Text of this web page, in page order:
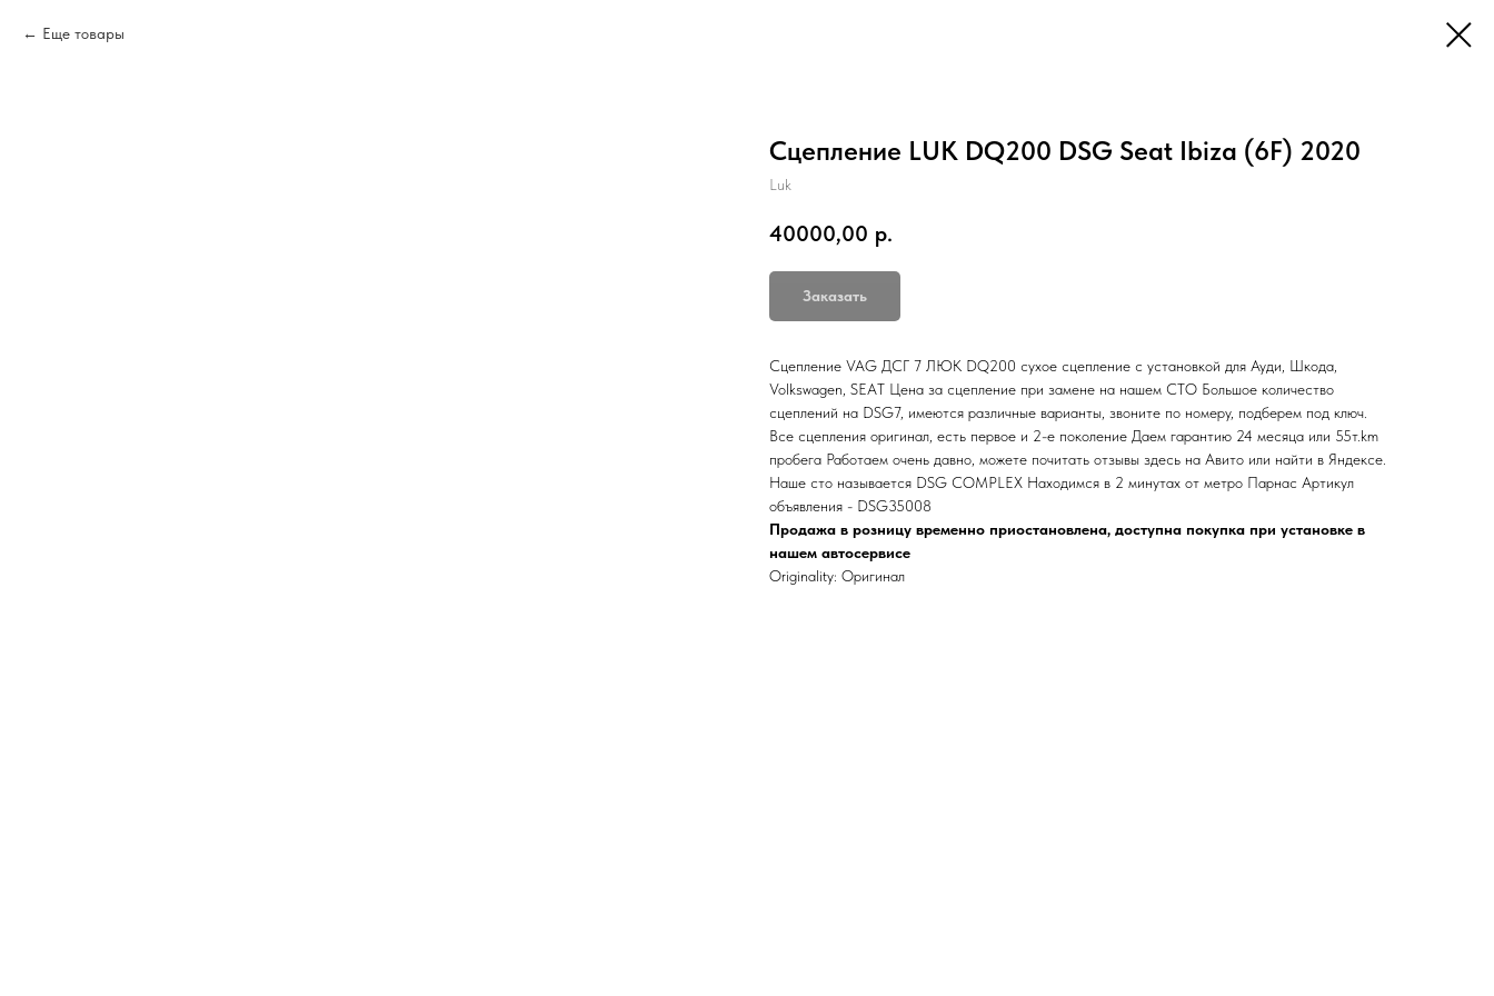
Еще товары
Сцепление LUK DQ200 DSG Seat Ibiza (6F) 2020
Luk
40000,00 р.
Заказать
Сцепление VAG ДСГ 7 ЛЮК DQ200 сухое сцепление с установкой для Ауди, Шкода,
Volkswagen, SEAT Цена за сцепление при замене на нашем СТО Большое количество
сцеплений на DSG7, имеются различные варианты, звоните по номеру, подберем под ключ.
Все сцепления оригинал, есть первое и 2-е поколение Даем гарантию 24 месяца или 55т.km
пробега Работаем очень давно, можете почитать отзывы здесь на Авито или найти в Яндексе.
Наше сто называется DSG COMPLEX Находимся в 2 минутах от метро Парнас Артикул
объявления - DSG35008
Продажа в розницу временно приостановлена, доступна покупка при установке в
нашем автосервисе
Originality: Оригинал